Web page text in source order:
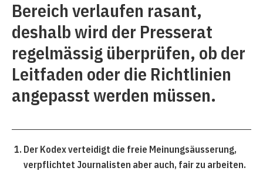
Bereich verlaufen rasant,
deshalb wird der Presserat
regelmässig überprüfen, ob der
Leitfaden oder die Richtlinien
angepasst werden müssen.
Der Kodex verteidigt die freie Meinungsäusserung,
verpflichtet Journalisten aber auch, fair zu arbeiten.